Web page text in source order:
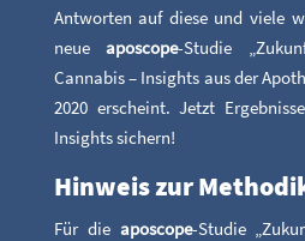
Ant­wor­ten auf die­se und vie­le
neueapo­scope-Stu­die
Can­na­bis – Insights aus der
2020 erscheint. Jetzt
Insights sichern!
Hin­weis zur
Für die apo­scope-Stu­die